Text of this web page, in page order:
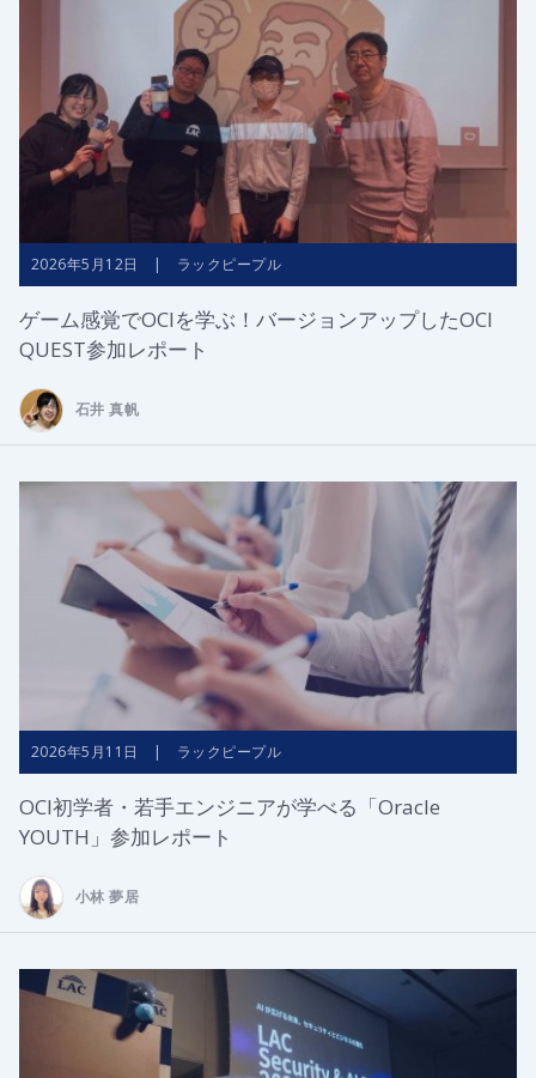
2026年5月12日 | ラックピープル
ゲーム感覚でOCIを学ぶ！バージョンアップしたOCI
QUEST参加レポート
石井 真帆
2026年5月11日 | ラックピープル
OCI初学者・若手エンジニアが学べる「Oracle
YOUTH」参加レポート
小林 夢居